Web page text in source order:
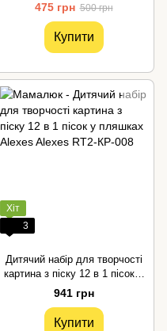
475 грн 500 грн
Купити
Хіт
3
Дитячий набір для творчості
картина з піску 12 в 1 пісок у
пляшках Alexes
941 грн
Купити